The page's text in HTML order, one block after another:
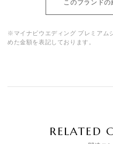
このブランド
※マイナビウエディング プレミアム
めた金額を表記しております。
RELATED